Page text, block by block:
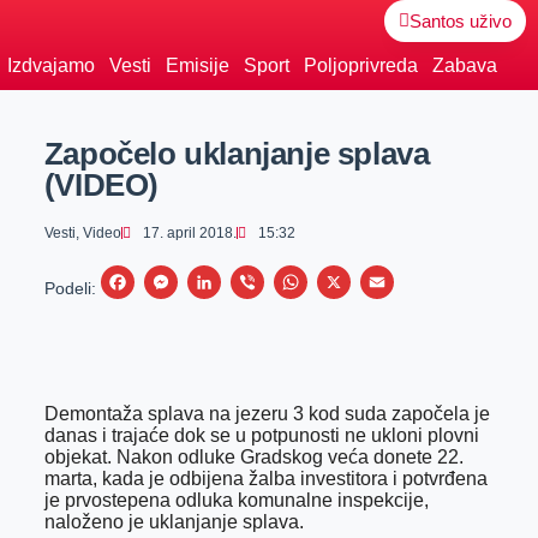
Santos uživo
Izdvajamo Vesti Emisije Sport Poljoprivreda Zabava
Započelo uklanjanje splava
(VIDEO)
Vesti, Video 17. april 2018. 15:32
Podeli:
F
b
o
o
k
M
e
n
g
e
L
e
d
I
n
V
r
W
s
A
p
X
E
l
Demontaža splava na jezeru 3 kod suda započela je
danas i trajaće dok se u potpunosti ne ukloni plovni
objekat. Nakon odluke Gradskog veća donete 22.
marta, kada je odbijena žalba investitora i potvrđena
je prvostepena odluka komunalne inspekcije,
naloženo je uklanjanje splava.